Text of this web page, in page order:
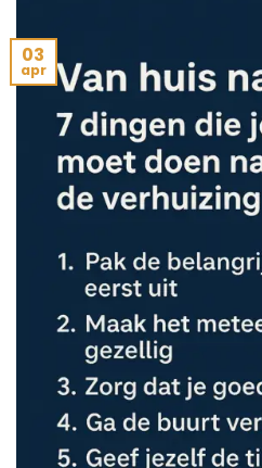
03
apr